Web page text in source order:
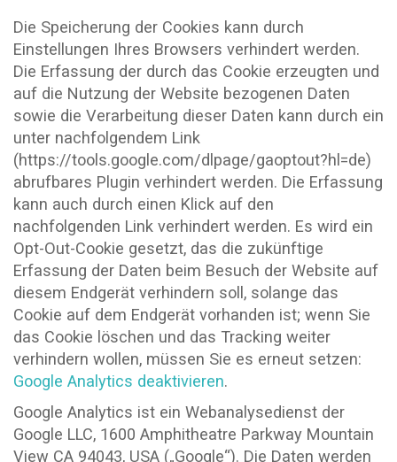
Die Speicherung der Cookies kann durch
Einstellungen Ihres Browsers verhindert werden.
Die Erfassung der durch das Cookie erzeugten und
auf die Nutzung der Website bezogenen Daten
sowie die Verarbeitung dieser Daten kann durch ein
unter nachfolgendem Link
(https://tools.google.com/dlpage/gaoptout?hl=de)
abrufbares Plugin verhindert werden. Die Erfassung
kann auch durch einen Klick auf den
nachfolgenden Link verhindert werden. Es wird ein
Opt-Out-Cookie gesetzt, das die zukünftige
Erfassung der Daten beim Besuch der Website auf
diesem Endgerät verhindern soll, solange das
Cookie auf dem Endgerät vorhanden ist; wenn Sie
das Cookie löschen und das Tracking weiter
verhindern wollen, müssen Sie es erneut setzen:
Google Analytics deaktivieren.
Google Analytics ist ein Webanalysedienst der
Google LLC, 1600 Amphitheatre Parkway Mountain
View CA 94043, USA („Google“). Die Daten werden